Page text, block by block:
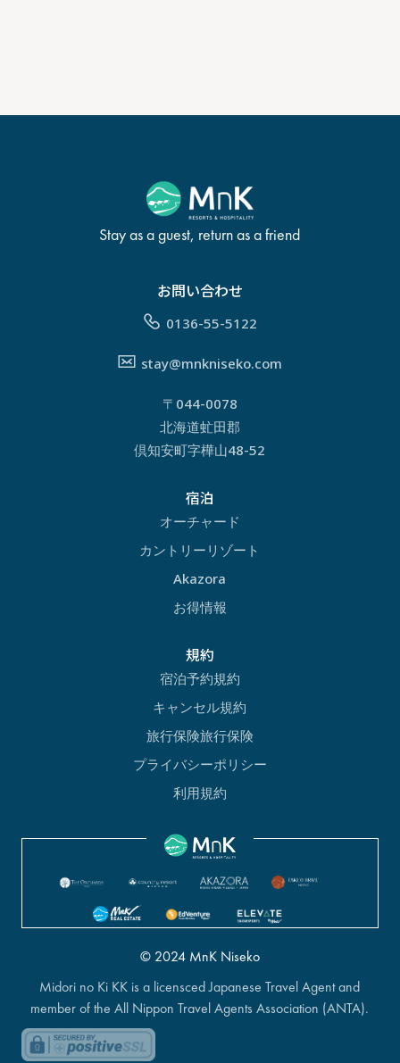
Stay as a guest, return as a friend
お問い合わせ
0136-55-5122
stay@mnkniseko.com
〒044-0078
北海道虻田郡
倶知安町字樺山48-52
宿泊
オーチャード
カントリーリゾート
Akazora
お得情報
規約
宿泊予約規約
キャンセル規約
旅行保険旅行保険
プライバシーポリシー
利用規約
© 2024 MnK Niseko
Midori no Ki KK is a licensced Japanese Travel Agent and
member of the All Nippon Travel Agents Association (ANTA).